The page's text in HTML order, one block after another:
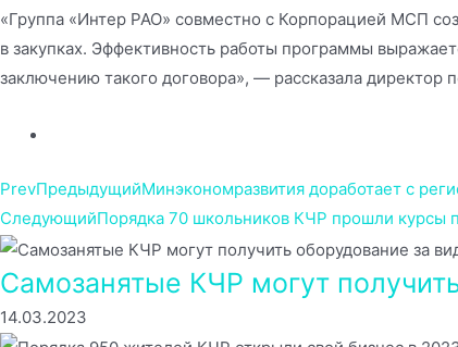
«Группа «Интер РАО» совместно с Корпорацией МСП
в закупках. Эффективность работы программы
заключению такого договора», — рассказала
PrevПредыдущийМинэкономразвития доработает с
СледующийПорядка 70 школьников КЧР прошли курсы
Самозанятые КЧР могут
14.03.2023